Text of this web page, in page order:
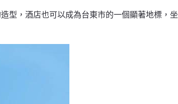
型，酒店也可以成為台東市的一個顯著地標，坐